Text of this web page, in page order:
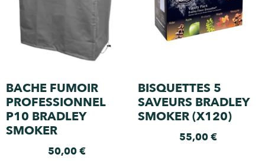
BACHE FUMOIR
PROFESSIONNEL
P10 BRADLEY
SMOKER
50,00€
BISQUETTES 5
SAVEURS BRADLEY
SMOKER (X120)
55,00€